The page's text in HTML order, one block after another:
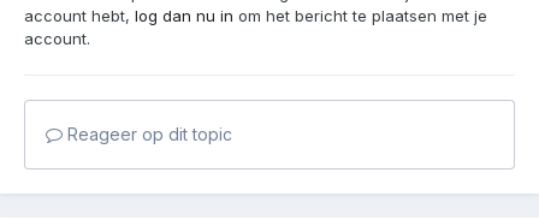
account hebt, log dan nu in om het bericht te plaatsen met je
account.
Reageer op dit topic